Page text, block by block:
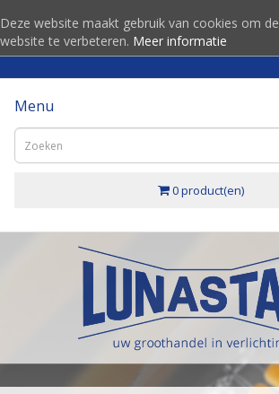
Deze website maakt gebruik van cookies om de
website te verbeteren. Meer informatie
Menu
0 product(en)